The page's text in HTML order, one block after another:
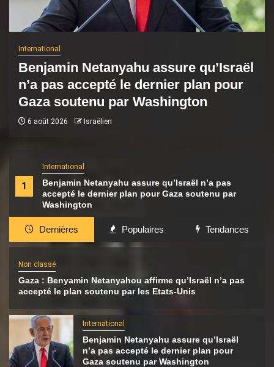
1
International
Benjamin Netanyahu assure qu’Israël n’a pas
accepté le dernier plan pour Gaza soutenu par
Washington
International
Benjamin Netanyahu assure qu’Israël
n’a pas accepté le dernier plan pour
Gaza soutenu par Washington
6 août 2026 Israëlien
Dernières Populaires Tendances
Non classé
Gaza : Benyamin Netanyahou affirme qu’Israël n’a pas
accepté le plan soutenu par les Etats-Unis
International
Benjamin Netanyahu assure qu’Israël
n’a pas accepté le dernier plan pour
Gaza soutenu par Washington